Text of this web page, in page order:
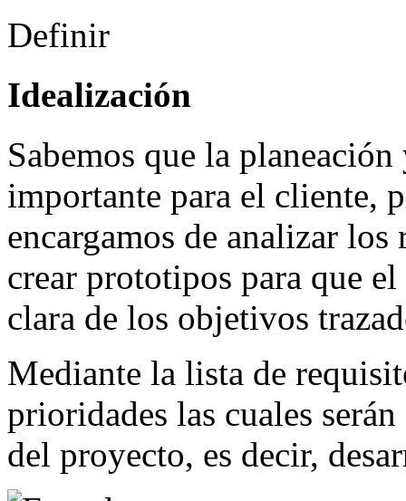
Definir
Idealización
Sabemos que la
importante para el cliente,
encargamos de analizar
crear prototipos para que
clara de los objetivos
Mediante la lista de
prioridades las cuales
del proyecto, es decir,